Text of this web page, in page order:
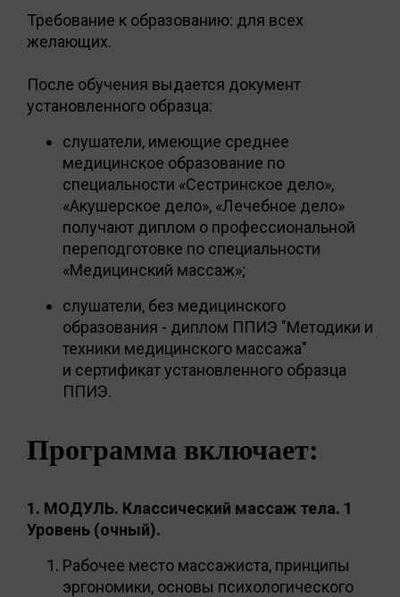
Требование к образованию: для всех
желающих.
После обучения выдается документ
установленного образца:
слушатели, имеющие среднее
медицинское образование по
специальности «Сестринское дело»,
«Акушерское дело», «Лечебное дело»
получают диплом о профессиональной
переподготовке по специальности
«Медицинский массаж»;
слушатели, без медицинского
образования - диплом ППИЭ "Методики и
техники медицинского массажа"
и сертификат установленного образца
ППИЭ.
Программа включает:
1. МОДУЛЬ. Классический массаж тела. 1
Уровень (очный).
Рабочее место массажиста, принципы
эргономики, основы психологического